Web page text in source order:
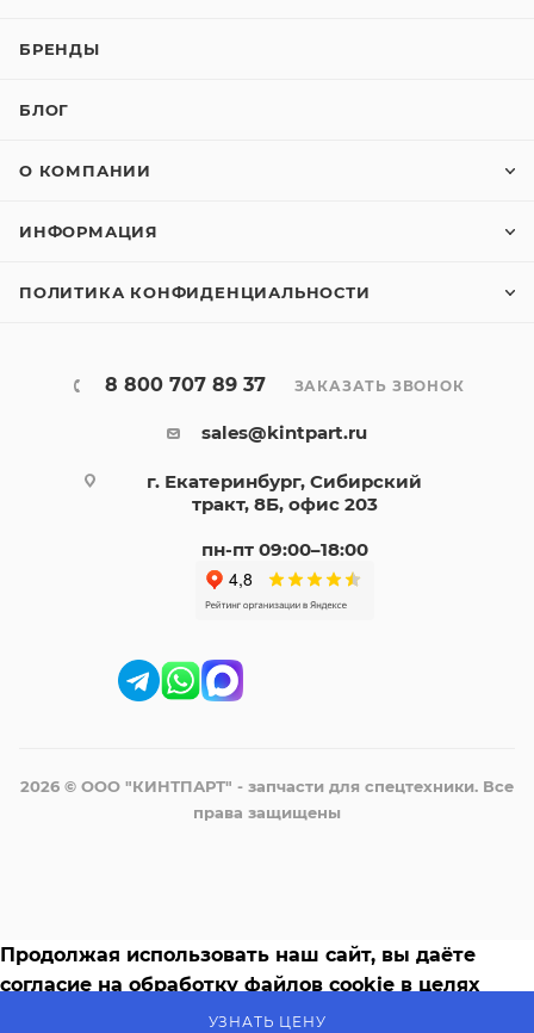
УЗНАТЬ ЦЕНУ
БРЕНДЫ
БЛОГ
О КОМПАНИИ
ИНФОРМАЦИЯ
ПОЛИТИКА КОНФИДЕНЦИАЛЬНОСТИ
8 800 707 89 37 ЗАКАЗАТЬ ЗВОНОК
sales@kintpart.ru
г. Екатеринбург, Сибирский
тракт, 8Б, офис 203
пн-пт 09:00–18:00
2026 © ООО "КИНТПАРТ" - запчасти для спецтехники. Все
права защищены
Продолжая использовать наш сайт, вы даёте
согласие на обработку файлов cookie в целях
функционирования сайта и сбора статистики в